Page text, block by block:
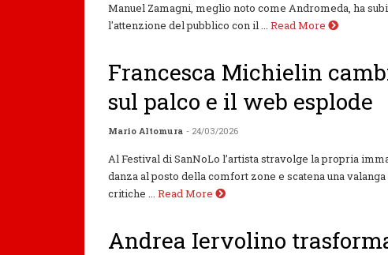
Manuel Zamagni, meglio noto come Andromeda, ha
l'attenzione del pubblico con il ... Read More
Francesca Michielin
sul palco e il web esplode
Mario Altomura - 24/03/2026
Al Festival di SanNoLo l’artista stravolge la propria
danza al posto della comfort zone e scatena una
critiche ... Read More
Andrea Iervolino